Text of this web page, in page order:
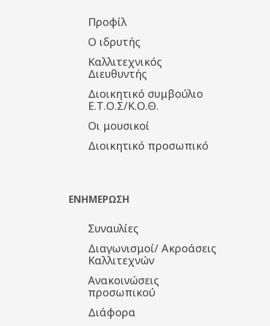
Προφίλ
Ο ιδρυτής
Καλλιτεχνικός
Διευθυντής
Διοικητικό συμβούλιο
Ε.Τ.Ο.Σ/Κ.Ο.Θ.
Οι μουσικοί
Διοικητικό προσωπικό
ΕΝΗΜΕΡΩΣΗ
Συναυλίες
Διαγωνισμοί/ Ακροάσεις
Καλλιτεχνών
Ανακοινώσεις
προσωπικού
Διάφορα